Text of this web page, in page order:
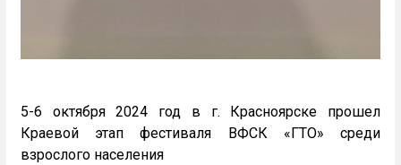
5-6 октября 2024 год в г. Красноярске прошел
Краевой этап фестиваля ВФСК «ГТО» среди
взрослого населения